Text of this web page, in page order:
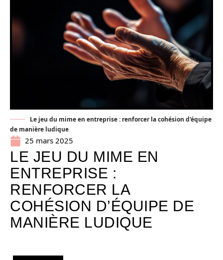
Le jeu du mime en entreprise : renforcer la cohésion d'équipe
de manière ludique
25 mars 2025
LE JEU DU MIME EN
ENTREPRISE :
RENFORCER LA
COHÉSION D’ÉQUIPE DE
MANIÈRE LUDIQUE